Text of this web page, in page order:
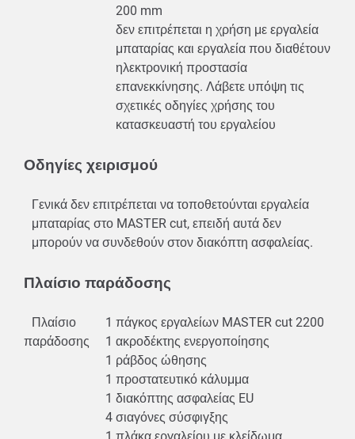
200 mm
δεν επιτρέπεται η χρήση με εργαλεία
μπαταρίας και εργαλεία που διαθέτουν
ηλεκτρονική προστασία
επανεκκίνησης. Λάβετε υπόψη τις
σχετικές οδηγίες χρήσης του
κατασκευαστή του εργαλείου
Οδηγίες χειρισμού
Γενικά δεν επιτρέπεται να τοποθετούνται εργαλεία
μπαταρίας στο MASTER cut, επειδή αυτά δεν
μπορούν να συνδεθούν στον διακόπτη ασφαλείας.
Πλαίσιο παράδοσης
Πλαίσιο
παράδοσης
1 πάγκος εργαλείων MASTER cut 2200
1 ακροδέκτης ενεργοποίησης
1 ράβδος ώθησης
1 προστατευτικό κάλυμμα
1 διακόπτης ασφαλείας EU
4 σιαγόνες σύσφιγξης
1 πλάκα εργαλείου με κλείδωμα